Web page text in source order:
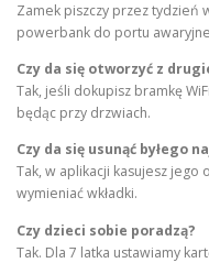
Zamek piszczy przez tydzień
powerbank do portu
Czy da się otworzyć z
Tak, jeśli dokupisz bramkę
będąc przy drzwiach.
Czy da się usunąć byłego
Tak, w aplikacji kasujesz jego
wymieniać wkładki.
Czy dzieci sobie poradzą?
Tak. Dla 7 latka ustawiamy